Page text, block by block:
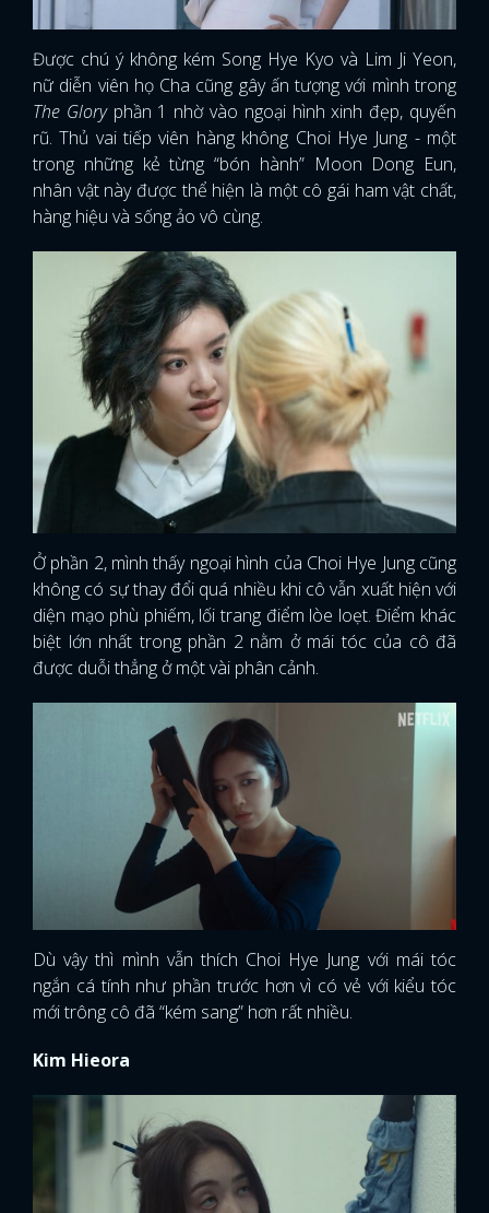
Được chú ý không kém Song Hye Kyo và Lim Ji Yeon,
nữ diễn viên họ Cha cũng gây ấn tượng với mình trong
The Gloryphần 1 nhờ vào ngoại hình xinh đẹp, quyến
rũ. Thủ vai tiếp viên hàng không Choi Hye Jung - một
trong những kẻ từng “bón hành” Moon Dong Eun,
nhân vật này được thể hiện là một cô gái ham vật chất,
hàng hiệu và sống ảo vô cùng.
Ở phần 2, mình thấy ngoại hình của Choi Hye Jung cũng
không có sự thay đổi quá nhiều khi cô vẫn xuất hiện với
diện mạo phù phiếm, lối trang điểm lòe loẹt. Điểm khác
biệt lớn nhất trong phần 2 nằm ở mái tóc của cô đã
được duỗi thẳng ở một vài phân cảnh.
Dù vậy thì mình vẫn thích Choi Hye Jung với mái tóc
ngắn cá tính như phần trước hơn vì có vẻ với kiểu tóc
mới trông cô đã “kém sang” hơn rất nhiều.
Kim Hieora